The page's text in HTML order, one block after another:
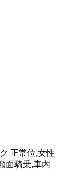
正常位,女性
面騎乗,車内